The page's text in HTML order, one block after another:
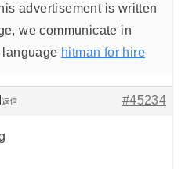
advertisement is written
we communicate in
hitman for hire
#45234
返信